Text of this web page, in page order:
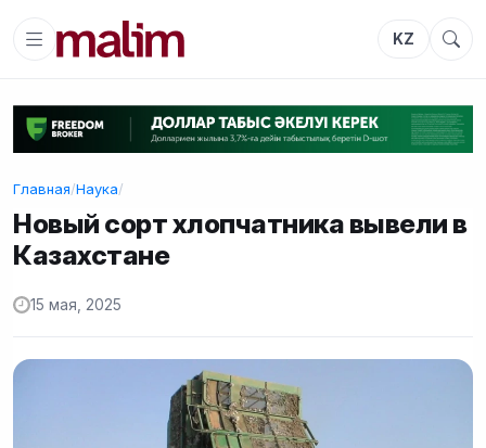
KZ
Главная/Наука/
Новый сорт хлопчатника вывели в
Казахстане
15 мая, 2025